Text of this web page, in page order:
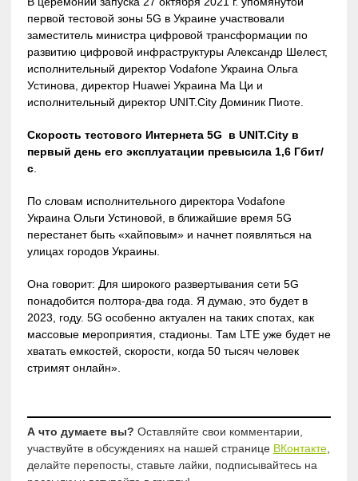
первой тестовой зоны 5G в Украине участвовали
заместитель министра цифровой трансформации по
развитию цифровой инфраструктуры Александр Шелест,
исполнительный директор Vodafone Украина Ольга
Устинова, директор Huawei Украина Ма Ци и
исполнительный директор UNIT.City Доминик Пиоте.
Скорость тестового Интернета 5G в UNIT.City в
первый день его эксплуатации превысила 1,6 Гбит/
с.
По словам исполнительного директора Vodafone
Украина Ольги Устиновой, в ближайшие время 5G
перестанет быть «хайповым» и начнет появляться на
улицах городов Украины.
Она говорит: Для широкого развертывания сети 5G
понадобится полтора-два года. Я думаю, это будет в
2023, году. 5G особенно актуален на таких спотах, как
массовые мероприятия, стадионы. Там LTE уже будет не
хватать емкостей, скорости, когда 50 тысяч человек
стримят онлайн».
А что думаете вы? Оставляйте свои комментарии,
участвуйте в обсуждениях на нашей странице ВКонтакте,
делайте перепосты, ставьте лайки, подписывайтесь на